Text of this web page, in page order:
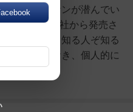
巨大クラーケンが潜んでい
ークライト社から発売さ
イが楽しめる知る人ぞ知る
評価はさておき、個人的に
...